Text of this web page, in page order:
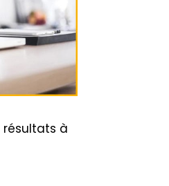
résultats à